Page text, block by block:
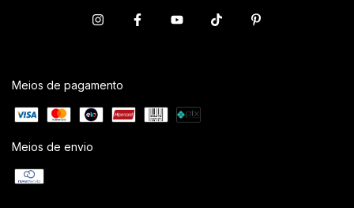
Meios de pagamento
Meios de envio